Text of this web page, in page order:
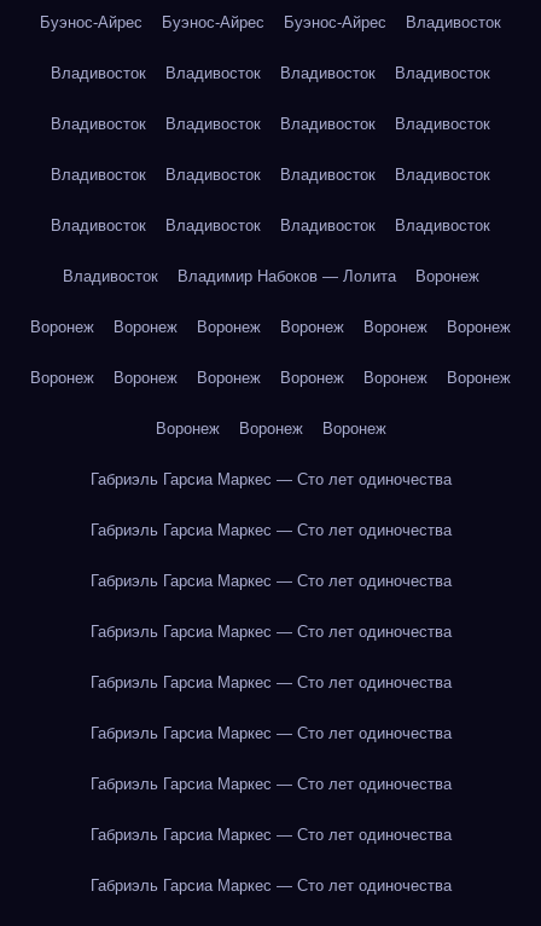
Буэнос-Айрес Буэнос-Айрес Буэнос-Айрес Владивосток
Владивосток Владивосток Владивосток Владивосток
Владивосток Владивосток Владивосток Владивосток
Владивосток Владивосток Владивосток Владивосток
Владивосток Владивосток Владивосток Владивосток
Владивосток Владимир Набоков — Лолита Воронеж
Воронеж Воронеж Воронеж Воронеж Воронеж Воронеж
Воронеж Воронеж Воронеж Воронеж Воронеж Воронеж
Воронеж Воронеж Воронеж
Габриэль Гарсиа Маркес — Сто лет одиночества
Габриэль Гарсиа Маркес — Сто лет одиночества
Габриэль Гарсиа Маркес — Сто лет одиночества
Габриэль Гарсиа Маркес — Сто лет одиночества
Габриэль Гарсиа Маркес — Сто лет одиночества
Габриэль Гарсиа Маркес — Сто лет одиночества
Габриэль Гарсиа Маркес — Сто лет одиночества
Габриэль Гарсиа Маркес — Сто лет одиночества
Габриэль Гарсиа Маркес — Сто лет одиночества